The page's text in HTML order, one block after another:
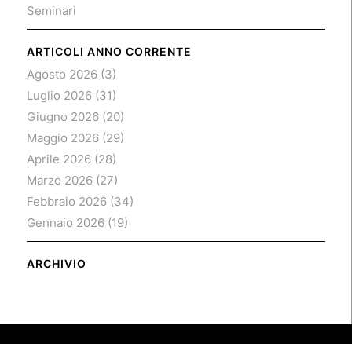
Seminari
ARTICOLI ANNO CORRENTE
Agosto 2026(3)
Luglio 2026(31)
Giugno 2026(20)
Maggio 2026(29)
Aprile 2026(28)
Marzo 2026(27)
Febbraio 2026(34)
Gennaio 2026(19)
ARCHIVIO